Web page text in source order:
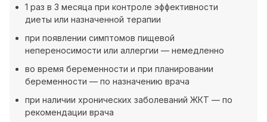
1 раз в 3 месяца при контроле эффективности
диеты или назначенной терапии
при появлении симптомов пищевой
непереносимости или аллергии — немедленно
во время беременности и при планировании
беременности — по назначению врача
при наличии хронических заболеваний ЖКТ — по
рекомендации врача